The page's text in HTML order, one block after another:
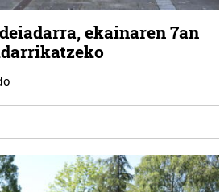
ekainaren 7an